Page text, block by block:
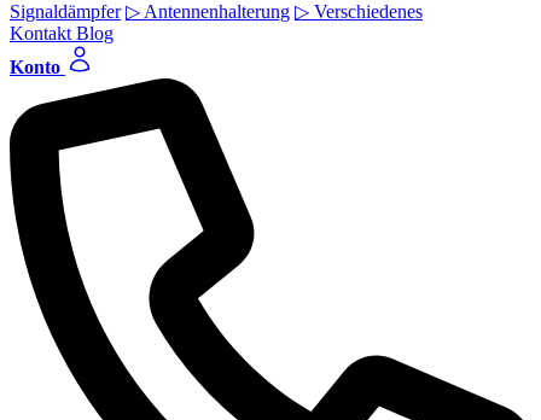
Signaldämpfer ▷ Antennenhalterung ▷ Verschiedenes
Kontakt Blog
Konto